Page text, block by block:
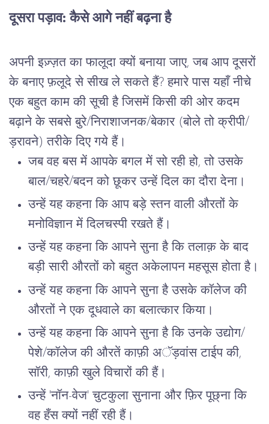
दूसरा पड़ाव: कैसे आगे नहीं बढ़ना है
अपनी इज़्ज़त का फालूदा क्यों बनाया जाए, जब आप दूसरों
के बनाए फ़लूदे से सीख ले सकते हैं? हमारे पास यहाँ नीचे
एक बहुत काम की सूची है जिसमें किसी की ओर कदम
बढ़ाने के सबसे बुरे/निराशाजनक/बेकार (बोले तो क्रीपी/
ड़रावने) तरीके दिए गये हैं।
जब वह बस में आपके बगल में सो रही हो, तो उसके
बाल/चहरे/बदन को छूकर उन्हें दिल का दौरा देना।
उन्हें यह कहना कि आप बड़े स्तन वाली औरतों के
मनोविज्ञान में दिलचस्पी रखते हैं।
उन्हें यह कहना कि आपने सुना है कि तलाक़ के बाद
बड़ी सारी औरतों को बहुत अकेलापन महसूस होता है।
उन्हें यह कहना कि आपने सुना है उसके कॉलेज की
औरतों ने एक दूधवाले का बलात्कार किया।
उन्हें यह कहना कि आपने सुना है कि उनके उद्योग/
पेशे/कॉलेज की औरतें काफ़ी अॅड़वांस टाईप की,
सॉरी, काफ़ी खुले विचारों की हैं।
उन्हें 'नॉन-वेज' चुटकुला सुनाना और फ़िर पूछ्ना कि
वह हँस क्यों नहीं रही हैं।